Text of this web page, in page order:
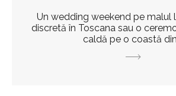
Un wedding weekend pe malul
discretă în Toscana sau o
caldă pe o coastă